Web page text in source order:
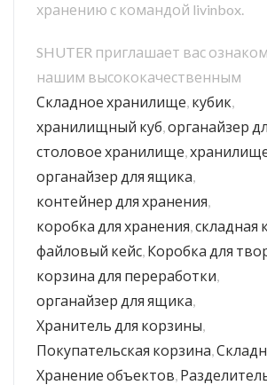
хранению с командой livinbox.
SHUTER приглашает вас
нашим высококачественным
Складное хранилище, кубик,
хранилищный куб,органайзер
столовое хранилище,
органайзер для ящика,
контейнер для хранения,
коробка для хранения,складная
файловый кейс, Коробка для
корзина для переработки,
органайзер для ящика,
Хранитель для корзины,
Покупательская корзина,
Хранение объектов,